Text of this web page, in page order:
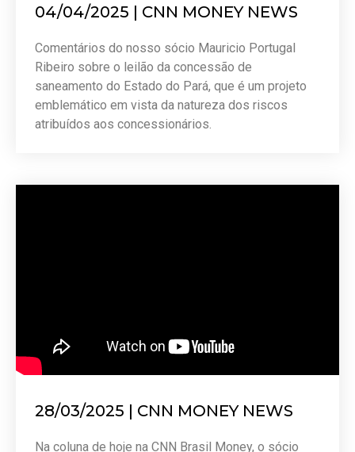
04/04/2025 | CNN MONEY NEWS
Comentários do nosso sócio Mauricio Portugal
Ribeiro sobre o leilão da concessão de
saneamento do Estado do Pará, que é um projeto
emblemático em vista da natureza dos riscos
atribuídos aos concessionários.
28/03/2025 | CNN MONEY NEWS
Na coluna de hoje na CNN Brasil Money, o sócio